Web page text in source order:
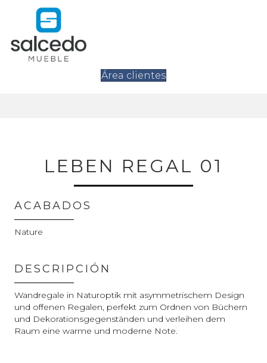
Área clientes
LEBEN REGAL 01
ACABADOS
Nature
DESCRIPCIÓN
Wandregale in Naturoptik mit asymmetrischem Design
und offenen Regalen, perfekt zum Ordnen von Büchern
und Dekorationsgegenständen und verleihen dem
Raum eine warme und moderne Note.